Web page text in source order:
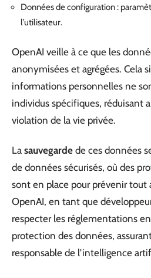
Données de configuration :
l’utilisateur.
OpenAI veille à ce que les
anonymisées et agrégées. Cela
informations personnelles ne
individus spécifiques, réduisant
violation de la vie privée.
La sauvegarde de ces données
de données sécurisés, où des
sont en place pour prévenir tout
OpenAI, en tant que développeur
respecter les réglementations
protection des données,
responsable de l’intelligence